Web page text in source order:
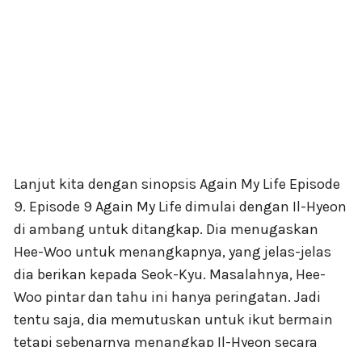
Lanjut kita dengan sinopsis Again My Life Episode
9. Episode 9 Again My Life dimulai dengan Il-Hyeon
di ambang untuk ditangkap. Dia menugaskan
Hee-Woo untuk menangkapnya, yang jelas-jelas
dia berikan kepada Seok-Kyu. Masalahnya, Hee-
Woo pintar dan tahu ini hanya peringatan. Jadi
tentu saja, dia memutuskan untuk ikut bermain
tetapi sebenarnya menangkap Il-Hyeon secara